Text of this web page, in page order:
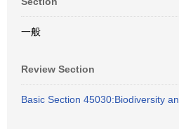
一般
Review Section
Basic Section 45030:Biodiversity